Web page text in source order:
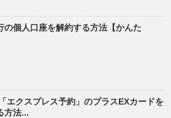
の個人口座を解約する方法【かんた
エクスプレス予約」のプラスEXカードを
方法...